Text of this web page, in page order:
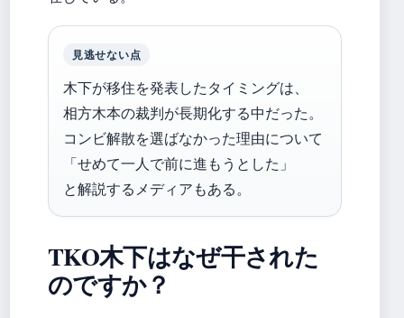
見逃せない点
木下が移住を発表したタイミングは、
相方木本の裁判が長期化する中だった。
コンビ解散を選ばなかった理由について
「せめて一人で前に進もうとした」
と解説するメディアもある。
TKO木下はなぜ干された
のですか？